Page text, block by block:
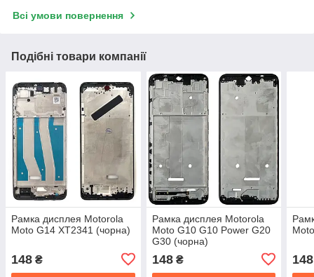
Всі умови повернення
Подібні товари компанії
Рамка дисплея Motorola
Moto G14 XT2341 (чорна)
148 ₴
Рамка дисплея Motorola
Moto G10 G10 Power G20
G30 (чорна)
148₴ 148